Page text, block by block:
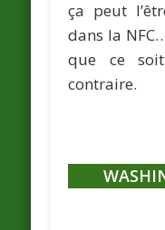
ça peut
dans la
que ce
contraire.